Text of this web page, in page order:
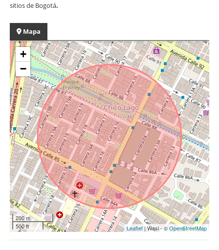
sitios de Bogotá.
Mapa
+
−
200 m
500 ft
Leaflet | Wasi - ©OpenStreetMap